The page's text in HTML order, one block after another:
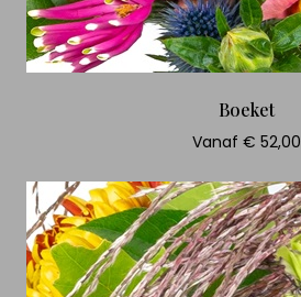
Boeket
Vanaf € 52,00